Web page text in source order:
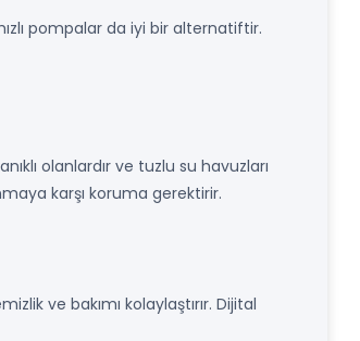
pompalar da iyi bir alternatiftir.
olanlardır ve tuzlu su havuzları
karşı koruma gerektirir.
ve bakımı kolaylaştırır. Dijital